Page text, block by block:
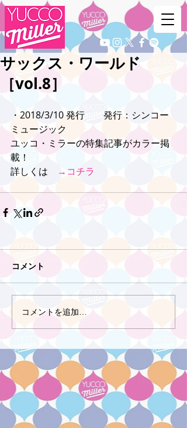
サックス・ワールド
［vol.8］
・2018/3/10 発行　　発行：シンコー
ミュージック
ユッコ・ミラーの特集記事がカラー掲
載！
詳しくは
→コチラ
コメント
コメントを追加…